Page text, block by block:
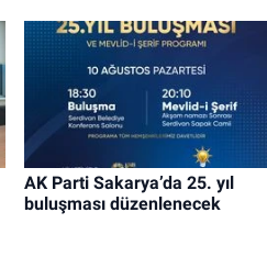
AK Parti Sakarya’da 25. yıl
buluşması düzenlenecek